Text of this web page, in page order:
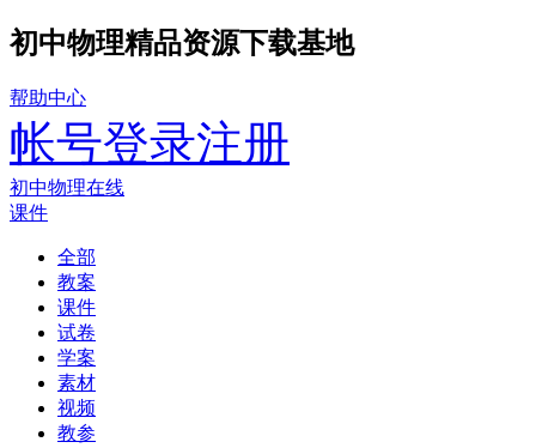
初中物理精品资源下载基地
帮助中心
帐号登录注册
初中物理在线
课件
全部
教案
课件
试卷
学案
素材
视频
教参